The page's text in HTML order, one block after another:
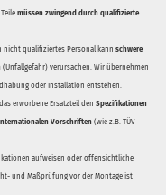
müssen zwingend durch qualifizierte
nicht qualifiziertes Personal kann schwere
(Unfallgefahr) verursachen. Wir übernehmen
oder Installation entstehen.
erworbene Ersatzteil den Spezifikationen
Vorschriften (wie z.B. TÜV-
aufweisen oder offensichtliche
und Maßprüfung vor der Montage ist